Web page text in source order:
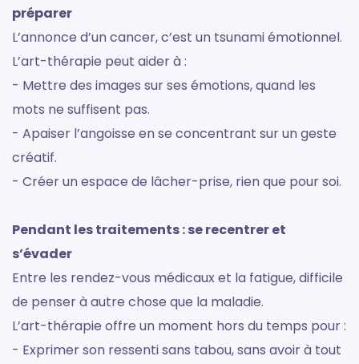
préparer
L’annonce d’un cancer, c’est un tsunami émotionnel.
L’art-thérapie peut aider à :
- Mettre des images sur ses émotions, quand les
mots ne suffisent pas.
- Apaiser l’angoisse en se concentrant sur un geste
créatif.
- Créer un espace de lâcher-prise, rien que pour soi.
Pendant les traitements : se recentrer et
s’évader
Entre les rendez-vous médicaux et la fatigue, difficile
de penser à autre chose que la maladie.
L’art-thérapie offre un moment hors du temps pour :
- Exprimer son ressenti sans tabou, sans avoir à tout